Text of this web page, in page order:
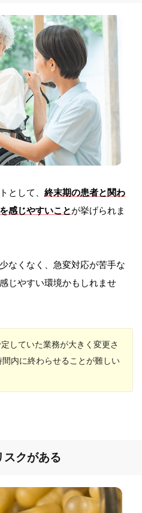
として、 終末期の患者と関わ
感じやすいことが挙げられま
なくなく、急変対応が苦手な
じやすい環境かもしれませ
していた業務が大きく変更さ
内に終わらせることが難しい
スクがある